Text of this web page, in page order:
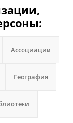
Ассоциации
География